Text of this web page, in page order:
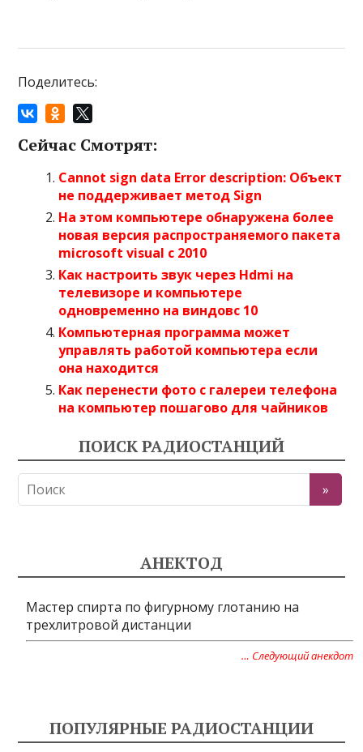
Поделитесь:
Сейчас Смотрят:
Cannot sign data Error description: Объект
не поддерживает метод Sign
На этом компьютере обнаружена более
новая версия распространяемого пакета
microsoft visual c 2010
Как настроить звук через Hdmi на
телевизоре и компьютере
одновременно на виндовс 10
Компьютерная программа может
управлять работой компьютера если
она находится
Как перенести фото с галереи телефона
на компьютер пошагово для чайников
ПОИСК РАДИОСТАНЦИЙ
АНЕКТОД
Мастер спирта по фигурному глотанию на
трехлитровой дистанции
… Следующий анекдот
ПОПУЛЯРНЫЕ РАДИОСТАНЦИИ